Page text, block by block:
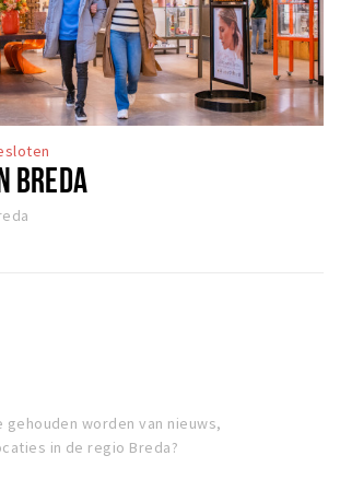
BREDA
worden van nieuws,
in de regio Breda?